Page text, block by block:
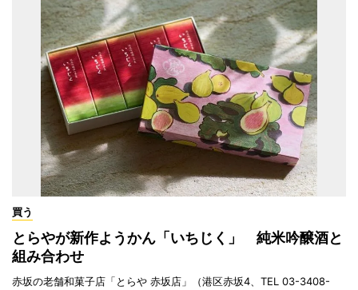
買う
とらやが新作ようかん「いちじく」 純米吟醸酒と
組み合わせ
赤坂の老舗和菓子店「とらや 赤坂店」（港区赤坂4、TEL 03-3408-